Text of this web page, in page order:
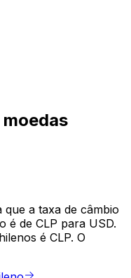
a taxa de câmbio
é de CLP para USD.
é CLP. O